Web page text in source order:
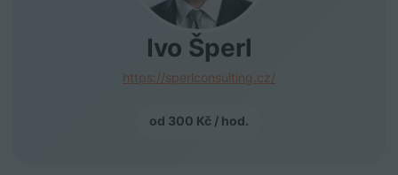
Ivo Šperl
https://sperlconsulting.cz/
od 300 Kč / hod.